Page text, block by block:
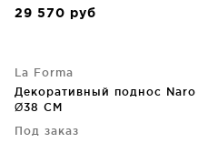
29 570 руб
La Forma
Декоративный поднос Naro
Ø38 CM
Под заказ